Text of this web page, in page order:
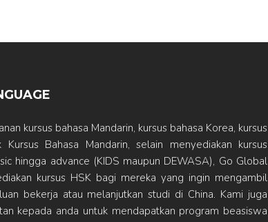
kursus bahasa Mandarin, kursus bahasa Korea, kursus
Kursus Bahasa Mandarin, selain menyediakan kursus
hingga advance (KIDS maupun DEWASA), Go Global
kursus HSK bagi mereka yang ingin mengambil
bekerja atau melanjutkan studi di China. Kami juga
kepada anda untuk mendapatkan program beasiswa